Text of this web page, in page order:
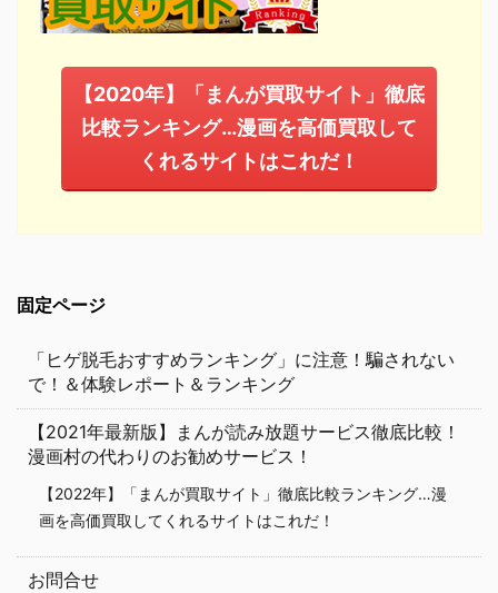
【2020年】「まんが買取サイト」徹底
比較ランキング…漫画を高価買取して
くれるサイトはこれだ！
固定ページ
「ヒゲ脱毛おすすめランキング」に注意！騙されない
で！＆体験レポート＆ランキング
【2021年最新版】まんが読み放題サービス徹底比較！
漫画村の代わりのお勧めサービス！
【2022年】「まんが買取サイト」徹底比較ランキング…漫
画を高価買取してくれるサイトはこれだ！
お問合せ